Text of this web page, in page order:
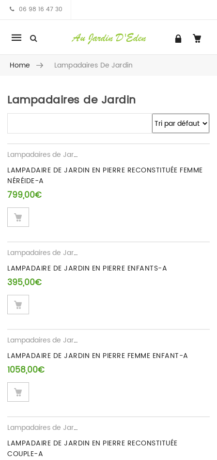
06 98 16 47 30
Mobile
navigation
Home Lampadaires De Jardin
Skip to content
Lampadaires de Jardin
Lampadaires de Jardin
LAMPADAIRE DE JARDIN EN PIERRE RECONSTITUÉE FEMME
NÉRÉIDE-A
799,00€
Lampadaires de Jardin
LAMPADAIRE DE JARDIN EN PIERRE ENFANTS-A
395,00€
Lampadaires de Jardin
LAMPADAIRE DE JARDIN EN PIERRE FEMME ENFANT-A
1058,00€
Lampadaires de Jardin
LAMPADAIRE DE JARDIN EN PIERRE RECONSTITUÉE
COUPLE-A